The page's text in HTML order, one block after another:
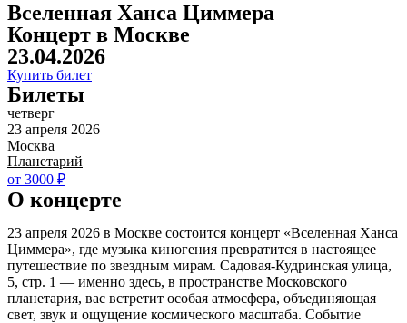
Вселенная Ханса Циммера
Концерт в Москве
23.04.2026
Купить билет
Билеты
четверг
23 апреля 2026
Москва
Планетарий
от 3000 ₽
О концерте
23 апреля 2026 в Москве состоится концерт «Вселенная Ханса
Циммера», где музыка киногения превратится в настоящее
путешествие по звездным мирам. Садовая-Кудринская улица,
5, стр. 1 — именно здесь, в пространстве Московского
планетария, вас встретит особая атмосфера, объединяющая
свет, звук и ощущение космического масштаба. Событие